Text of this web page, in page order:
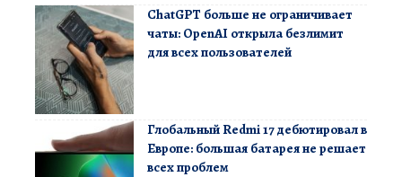
ChatGPT больше не ограничивает
чаты: OpenAI открыла безлимит
для всех пользователей
Глобальный Redmi 17 дебютировал в
Европе: большая батарея не решает
всех проблем